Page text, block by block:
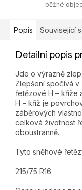
běžné
Popis Související
Detailní popis
Jde o výrazně
Zlepšení spočívá v
řetězové H – kříže
H – kříž je
záběrových
celková životnost
oboustranně.
Tyto sněhové
215/75 R16